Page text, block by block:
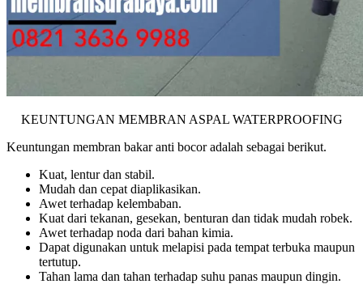
KEUNTUNGAN MEMBRAN ASPAL WATERPROOFING
Keuntungan membran bakar anti bocor adalah sebagai berikut.
Kuat, lentur dan stabil.
Mudah dan cepat diaplikasikan.
Awet terhadap kelembaban.
Kuat dari tekanan, gesekan, benturan dan tidak mudah robek.
Awet terhadap noda dari bahan kimia.
Dapat digunakan untuk melapisi pada tempat terbuka maupun
tertutup.
Tahan lama dan tahan terhadap suhu panas maupun dingin.